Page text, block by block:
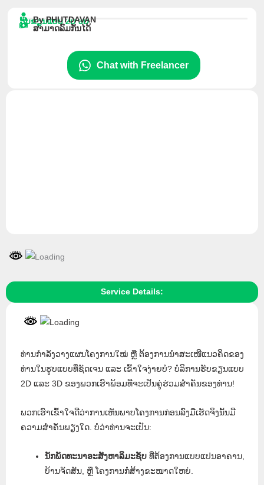
ຮັບຂຽນແບບ 2D 3D
By PHUTDAVAN
ສາມາດລົມກັນໄດ້
Chat with Freelancer
Service Details:
ທ່ານກຳລັງວາງແຜນໂຄງການໃໝ່ ຫຼື ຕ້ອງການນຳສະເໜີແນວຄິດຂອງ
ທ່ານໃນຮູບແບບທີ່ຊັດເຈນ ແລະ ເຂົ້າໃຈງ່າຍບໍ? ບໍລິການຮັບຂຽນແບບ
2D ແລະ 3D ຂອງພວກເຮົາພ້ອມທີ່ຈະເປັນຄູ່ຮ່ວມສຳຄັນຂອງທ່ານ!
ພວກເຮົາເຂົ້າໃຈດີວ່າການເຫັນພາບໂຄງການກ່ອນລົງມືເຮັດຈິງນັ້ນມີ
ຄວາມສຳຄັນພຽງໃດ. ບໍ່ວ່າທ່ານຈະເປັນ:
ນັກພັດທະນາອະສັງຫາລິມະຊັບ ທີ່ຕ້ອງການແບບແປນອາຄານ,
ບ້ານຈັດສັນ, ຫຼື ໂຄງການກໍ່ສ້າງຂະໜາດໃຫຍ່.